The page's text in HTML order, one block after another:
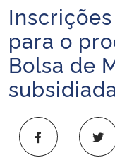
Ministério da Infraestrutura
Ministério da Agricultura,
Ministério da Educação
Ministério da Cidadania
Ministério da Saúde
Início do conteúdo
para o
Bolsa de